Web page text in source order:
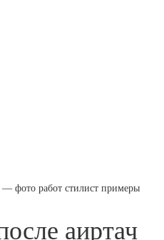
— фото работ стилист примеры
аиртач